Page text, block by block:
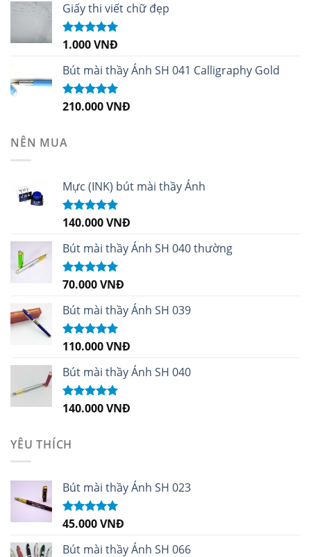
sao
Giấy thi viết chữ đẹp
Được xếp
sao
1.000VNĐ
Bút mài thầy Ánh SH 041 Calligraphy Gold
Được xếp
210.000VNĐ
NÊN MUA
Mực (INK) bút mài thầy Ánh
Được xếp
sao
140.000VNĐ
Bút mài thầy Ánh SH 040 thường
Được xếp
sao
70.000VNĐ
Bút mài thầy Ánh SH 039
Được xếp
sao
110.000VNĐ
Bút mài thầy Ánh SH 040
Được xếp
140.000VNĐ
YÊU THÍCH
Bút mài thầy Ánh SH 023
Được xếp
sao
45.000VNĐ
Bút mài thầy Ánh SH 066